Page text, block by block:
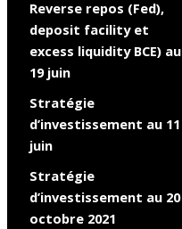
Reverse repos (Fed),
deposit facility et
excess liquidity BCE) au
19 juin
Stratégie
d’investissement au 11
juin
Stratégie
d’investissement au 20
octobre 2021